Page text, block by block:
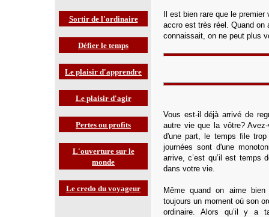
Sortir de l'ordinaire
Défier le temps
Le plaisir d'apprendre
Le plaisir d'agir
Pertes ou profits
L'ouverture sur le
monde
Le credo du voyageur
Il est bien rare que le
accro est très réel. Quand on
connaissait, on ne peut plus
Vous est-il déjà arrivé de
autre vie que la vôtre?
d'une part, le temps file
journées sont d'une
arrive, c’est qu’il est temps
dans votre vie.
Même quand on aime
toujours un moment où son
ordinaire. Alors qu’il y a